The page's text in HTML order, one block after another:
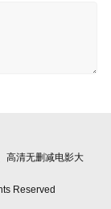
高清无删减电影大
Reserved